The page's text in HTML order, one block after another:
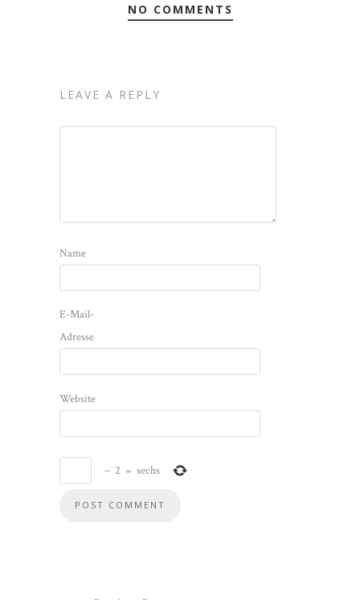
NO COMMENTS
LEAVE A REPLY
Name
E-Mail-
Adresse
Website
− 2 = sechs